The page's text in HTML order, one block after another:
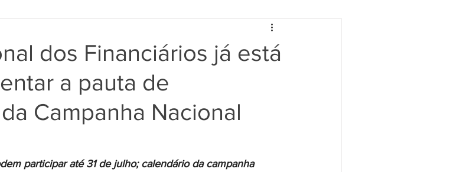
Editais
Gerais Itaú Itaú Unibanco
Outros Bancos
dos Financiários já está
a pauta de
Campanha Nacional
participar até 31 de julho; calendário da campanha